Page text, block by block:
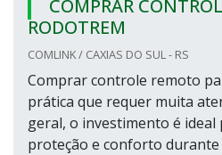
COMPRAR
RODOTREM
COMLINK / CAXIAS DO SUL - RS
Comprar controle remoto
prática que requer muita
geral, o investimento é
proteção e conforto durante